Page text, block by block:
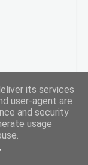
its services
user-agent are
and security
usage